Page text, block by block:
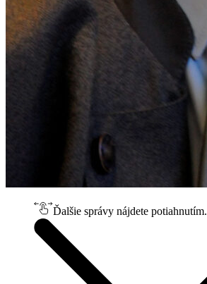
Ďalšie správy nájdete potiahnutím.